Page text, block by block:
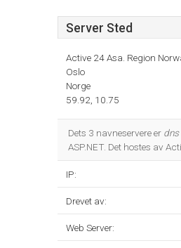
Server Sted
Active 24 Asa. Region
Oslo
Norge
59.92, 10.75
Dets 3 navneservere er
ASP.NET. Det hostes av
IP:
Drevet av:
Web Server: